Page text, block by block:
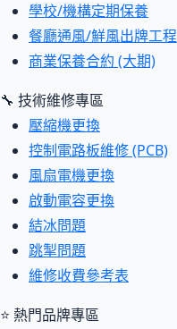
學校/機構定期保養
餐廳通風/鮮風出牌工程
商業保養合約 (大期)
🔧 技術維修專區
壓縮機更換
控制電路板維修 (PCB)
風扇電機更換
啟動電容更換
結冰問題
跳掣問題
維修收費參考表
⭐ 熱門品牌專區